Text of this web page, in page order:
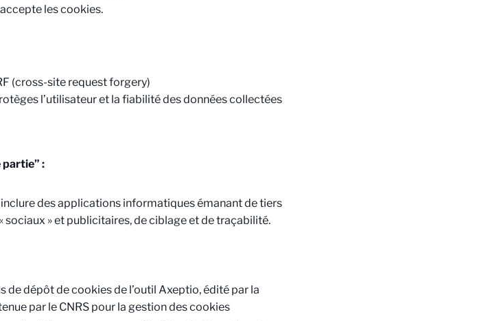
les cookies.
(cross-site request forgery)
l’utilisateur et la fiabilité des données collectées
partie” :
des applications informatiques émanant de tiers
sociaux » et publicitaires, de ciblage et de traçabilité.
de dépôt de cookies de l’outil Axeptio, édité par la
par le CNRS pour la gestion des cookies